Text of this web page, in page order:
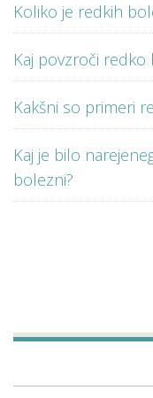
Koliko je redkih
Kaj povzroči redko
Kakšni so primeri
Kaj je bilo
bolezni?